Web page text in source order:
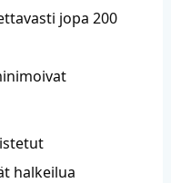
jopa 200
halkeilua